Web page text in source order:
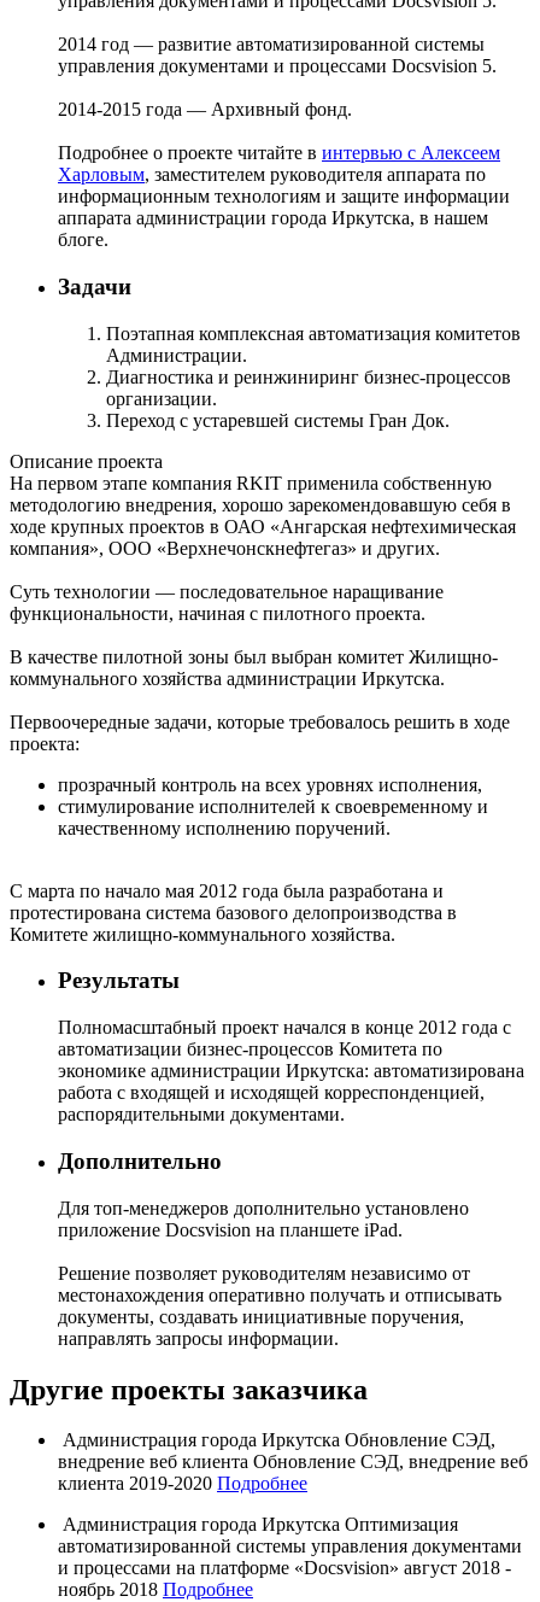
2014 год — развитие автоматизированной системы
управления документами и процессами Docsvision 5.
2014-2015 года — Архивный фонд.
Подробнее о проекте читайте в интервью с Алексеем
Харловым, заместителем руководителя аппарата по
информационным технологиям и защите информации
аппарата администрации города Иркутска, в нашем
блоге.
Задачи
Поэтапная комплексная автоматизация комитетов
Администрации.
Диагностика и реинжиниринг бизнес-процессов
организации.
Переход с устаревшей системы Гран Док.
Описание проекта
На первом этапе компания RKIT применила собственную
методологию внедрения, хорошо зарекомендовавшую себя в
ходе крупных проектов в ОАО «Ангарская нефтехимическая
компания», ООО «Верхнечонскнефтегаз» и других.
Суть технологии — последовательное наращивание
функциональности, начиная с пилотного проекта.
В качестве пилотной зоны был выбран комитет Жилищно-
коммунального хозяйства администрации Иркутска.
Первоочередные задачи, которые требовалось решить в ходе
проекта:
прозрачный контроль на всех уровнях исполнения,
стимулирование исполнителей к своевременному и
качественному исполнению поручений.
С марта по начало мая 2012 года была разработана и
протестирована система базового делопроизводства в
Комитете жилищно-коммунального хозяйства.
Результаты
Полномасштабный проект начался в конце 2012 года с
автоматизации бизнес-процессов Комитета по
экономике администрации Иркутска: автоматизирована
работа с входящей и исходящей корреспонденцией,
распорядительными документами.
Дополнительно
Для топ-менеджеров дополнительно установлено
приложение Docsvision на планшете iPad.
Решение позволяет руководителям независимо от
местонахождения оперативно получать и отписывать
документы, создавать инициативные поручения,
направлять запросы информации.
Другие проекты заказчика
Администрация города Иркутска Обновление СЭД,
внедрение веб клиента Обновление СЭД, внедрение веб
клиента 2019-2020 Подробнее
Администрация города Иркутска Оптимизация
автоматизированной системы управления документами
и процессами на платформе «Docsvision» август 2018 -
ноябрь 2018 Подробнее